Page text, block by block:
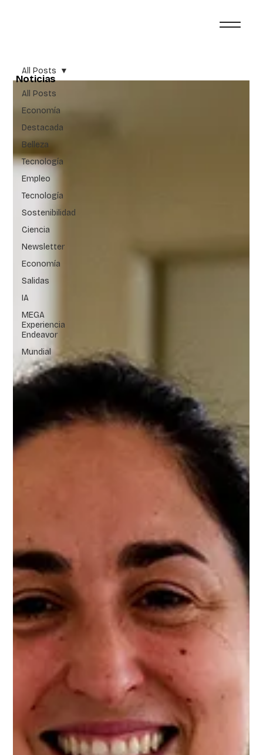
All Posts
Economía
Destacada
Belleza
Tecnología
Empleo
Tecnología
Sostenibilidad
Ciencia
Newsletter
Economía
Salidas
IA
MEGA
Experiencia
Endeavor
Mundial
All Posts
Noticias